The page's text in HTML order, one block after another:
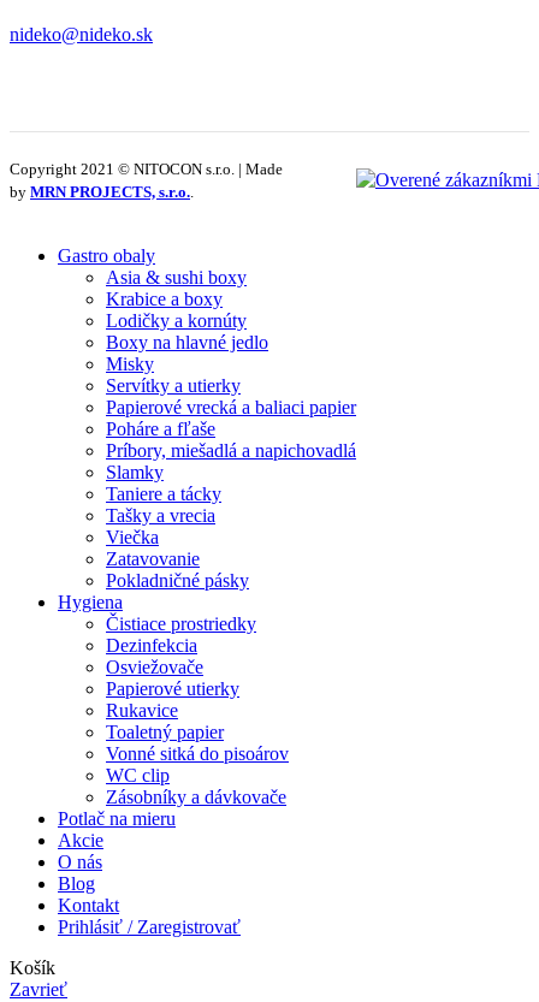
nideko@nideko.sk
Copyright 2021 © NITOCON s.r.o. | Made
by MRN PROJECTS, s.r.o..
Gastro obaly
Asia & sushi boxy
Krabice a boxy
Lodičky a kornúty
Boxy na hlavné jedlo
Misky
Servítky a utierky
Papierové vrecká a baliaci papier
Poháre a fľaše
Príbory, miešadlá a napichovadlá
Slamky
Taniere a tácky
Tašky a vrecia
Viečka
Zatavovanie
Pokladničné pásky
Hygiena
Čistiace prostriedky
Dezinfekcia
Osviežovače
Papierové utierky
Rukavice
Toaletný papier
Vonné sitká do pisoárov
WC clip
Zásobníky a dávkovače
Potlač na mieru
Akcie
O nás
Blog
Kontakt
Prihlásiť / Zaregistrovať
Košík
Zavrieť